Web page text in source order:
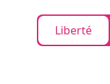
Liberté